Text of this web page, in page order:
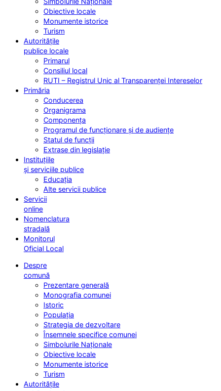
Obiective locale
Monumente istorice
Turism
Autoritățile
publice locale
Primarul
Consiliul local
RUTI – Registrul Unic al Transparenței Intereselor
Primăria
Conducerea
Organigrama
Componența
Programul de funcționare și de audiențe
Statul de funcții
Extrase din legislație
Instituțiile
și serviciile publice
Educația
Alte servicii publice
Servicii
online
Nomenclatura
stradală
Monitorul
Oficial Local
Despre
comună
Prezentare generală
Monografia comunei
Istoric
Populația
Strategia de dezvoltare
Însemnele specifice comunei
Simbolurile Naționale
Obiective locale
Monumente istorice
Turism
Autoritățile